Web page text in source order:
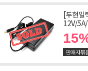
[두현일
12V/
판매자묶